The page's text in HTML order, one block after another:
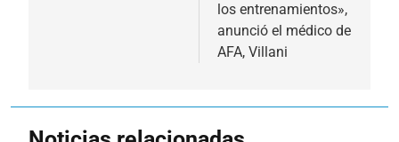
los entrenamientos»,
anunció el médico de
AFA, Villani